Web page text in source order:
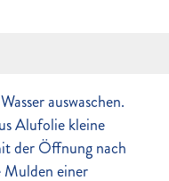
auswaschen.
Alufolie kleine
der Öffnung nach
Mulden einer